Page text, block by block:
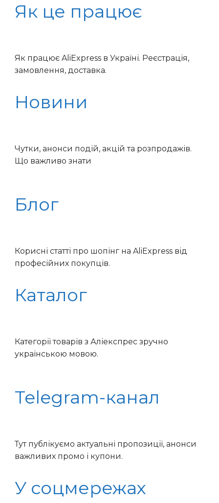
Як це працює
Як працює AliExpress в Україні. Реєстрація,
замовлення, доставка.
Новини
Чутки, анонси подій, акцій та розпродажів.
Що важливо знати
Блог
Корисні статті про шопінг на AliExpress від
професійних покупців.
Каталог
Категорії товарів з Аліекспрес зручно
українською мовою.
Telegram-канал
Тут публікуємо актуальні пропозиції, анонси
важливих промо і купони.
У соцмережах